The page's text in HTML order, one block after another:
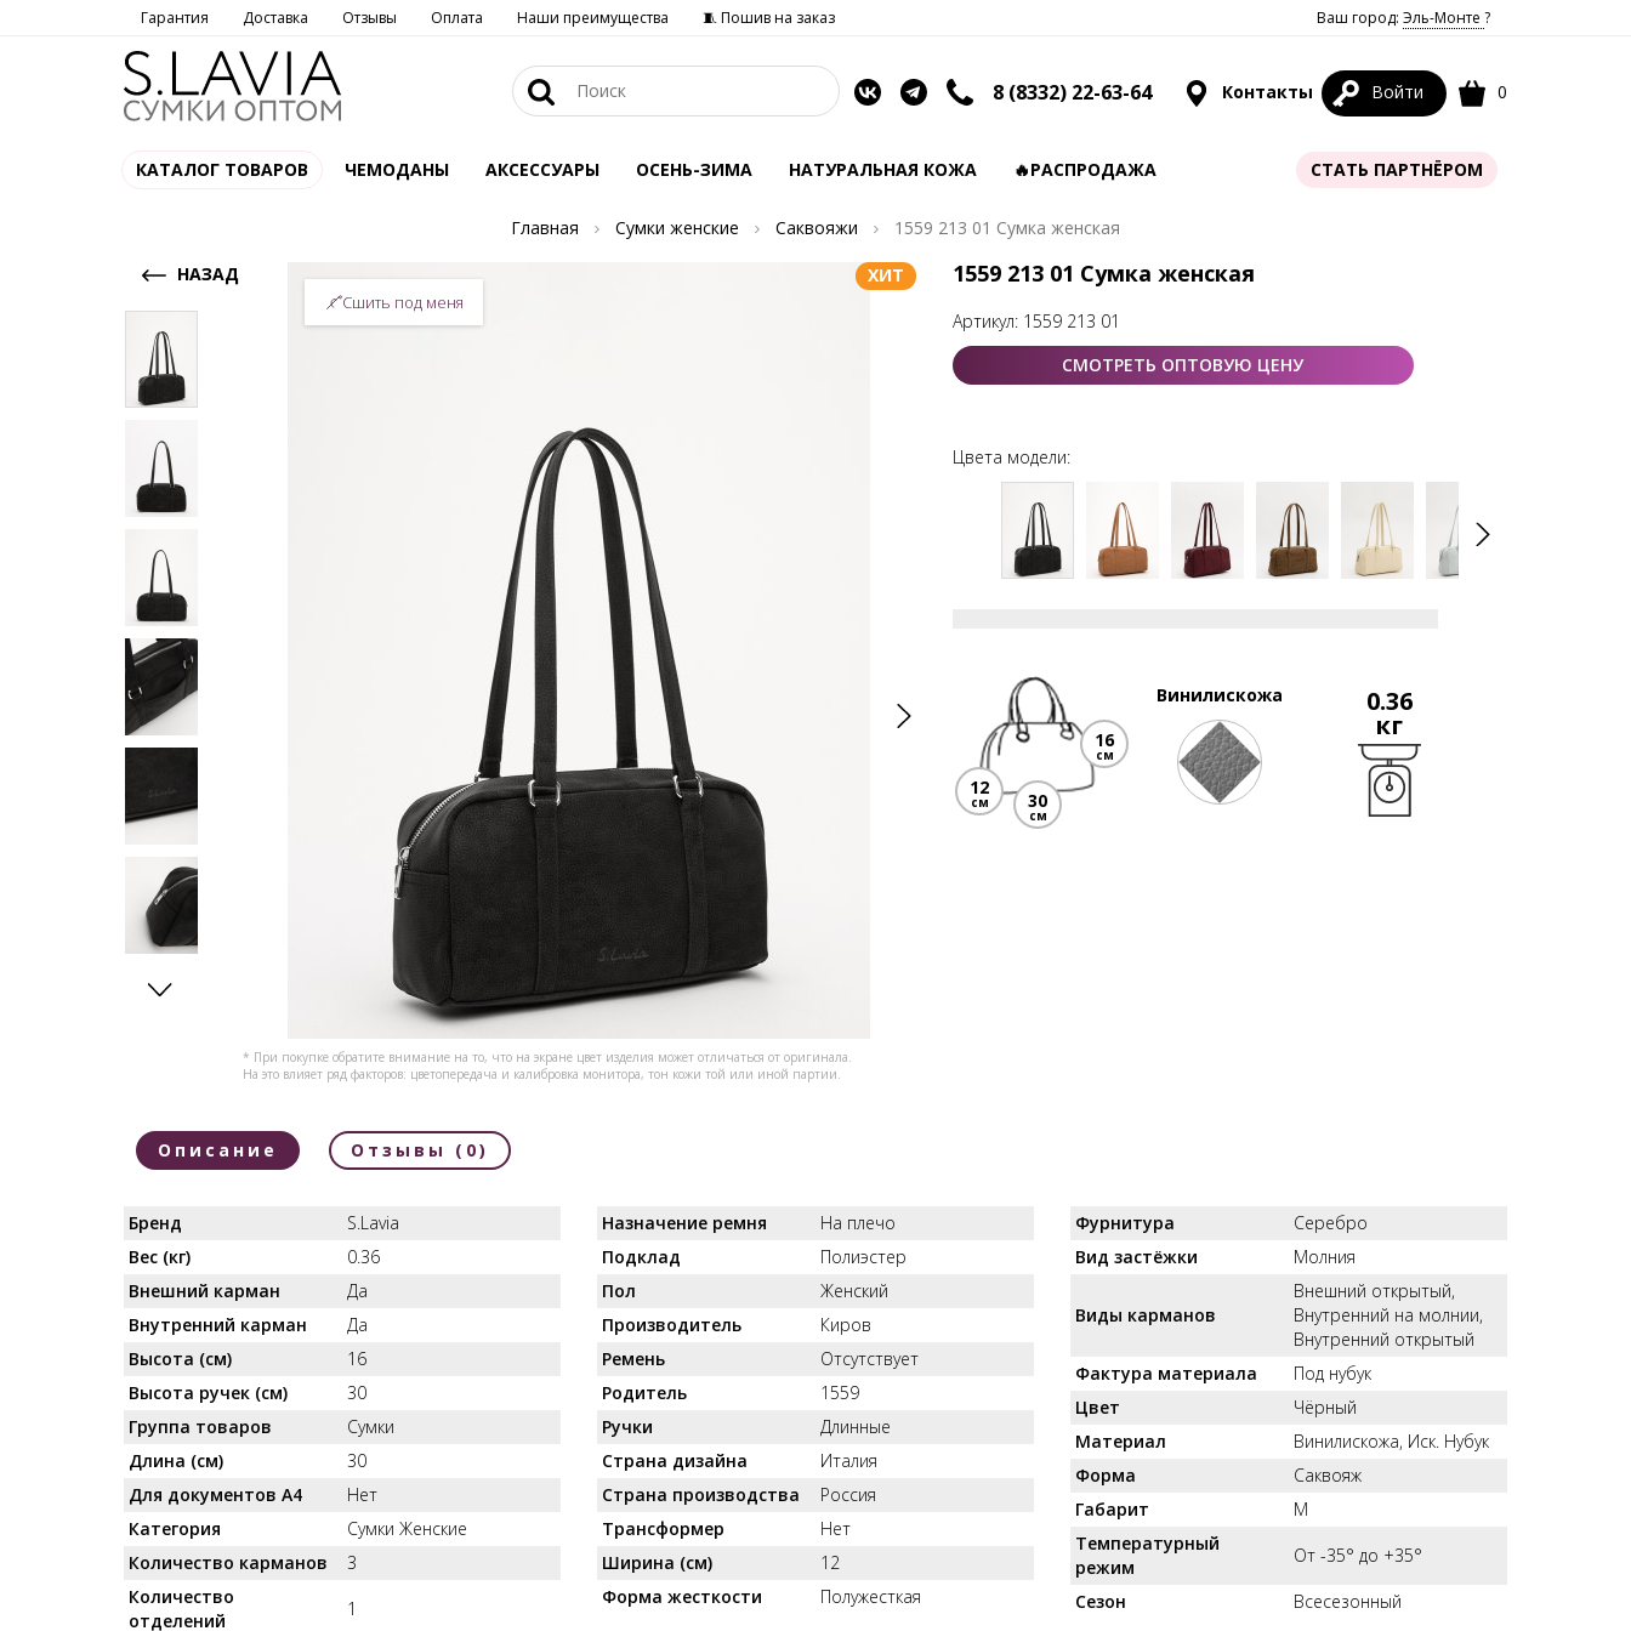
Гарантия Доставка Отзывы Оплата Наши преимущества 🧵 Пошив на заказ Ваш город: Эль-Монте ?
8 (8332) 22-63-64 Контакты Войти 0
КАТАЛОГ ТОВАРОВ ЧЕМОДАНЫ АКСЕССУАРЫ ОСЕНЬ-ЗИМА НАТУРАЛЬНАЯ КОЖА 🔥РАСПРОДАЖА СТАТЬ ПАРТНЁРОМ
Главная Сумки женские Саквояжи
1559 213 01 Сумка женская
НАЗАД
ХИТ
* При покупке обратите внимание на то, что на экране цвет изделия может отличаться от оригинала.
На это влияет ряд факторов: цветопередача и калибровка монитора, тон кожи той или иной партии.
Сшить под меня
1559 213 01 Сумка женская
Артикул: 1559 213 01
СМОТРЕТЬ ОПТОВУЮ ЦЕНУ
Цвета модели:
12
см
16
см
30
см
Винилискожа 0.36
кг
Описание Отзывы (0)
Бренд
S.Lavia
Вес (кг)
0.36
Внешний карман
Да
Внутренний карман
Да
Высота (см)
16
Высота ручек (см)
30
Группа товаров
Сумки
Длина (см)
30
Для документов А4
Нет
Категория
Сумки Женские
Количество карманов
3
Количество
отделений
1
Назначение ремня
На плечо
Подклад
Полиэстер
Пол
Женский
Производитель
Киров
Ремень
Отсутствует
Родитель
1559
Ручки
Длинные
Страна дизайна
Италия
Страна производства
Россия
Трансформер
Нет
Ширина (см)
12
Форма жесткости
Полужесткая
Фурнитура
Серебро
Вид застёжки
Молния
Виды карманов
Внешний открытый,
Внутренний на молнии,
Внутренний открытый
Фактура материала
Под нубук
Цвет
Чёрный
Материал
Винилискожа, Иск. Нубук
Форма
Саквояж
Габарит
M
Температурный
режим
От -35° до +35°
Сезон
Всесезонный